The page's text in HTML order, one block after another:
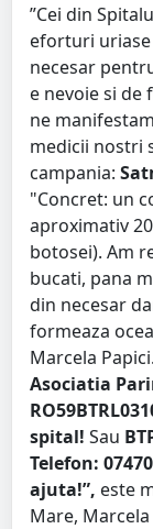
”Cei din
eforturi
necesar
e nevoie si de
ne
medicii nostri
campania:
"Concret: un
aproximativ
botosei). Am
bucati, pana
din necesar
formeaza
Marcela
Asociatia
spital! Sau
Telefon:
ajuta!”, este
Mare, Marcela